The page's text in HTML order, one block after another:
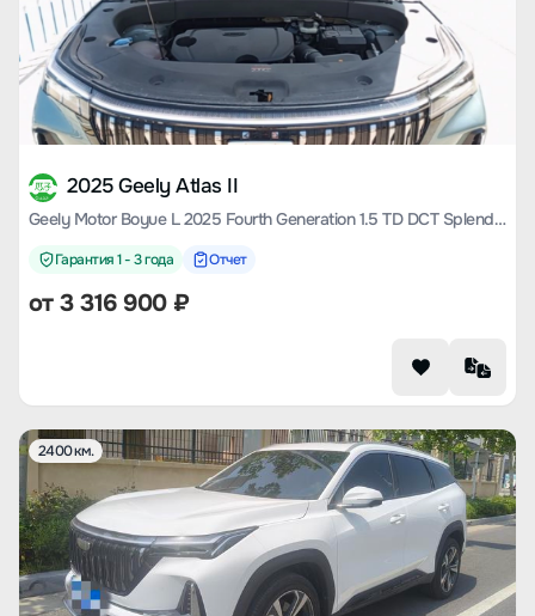
2025 Geely Atlas II
Geely Motor Boyue L 2025 Fourth Generation 1.5 TD DCT Splendid
Гарантия 1 - 3 года Отчет
от3 316 900₽
2400 км.